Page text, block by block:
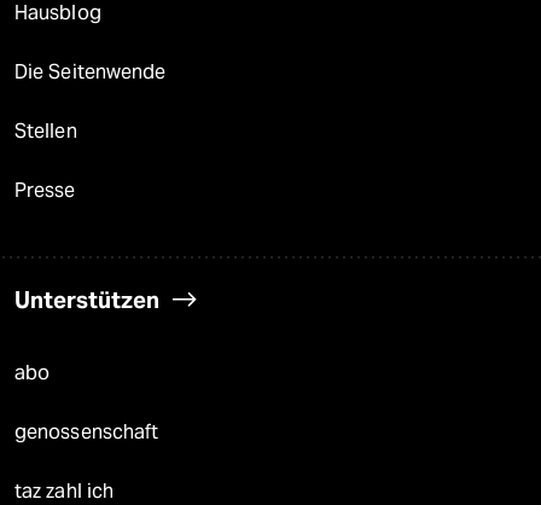
Hausblog
Die Seitenwende
Stellen
Presse
Unterstützen
abo
genossenschaft
taz zahl ich